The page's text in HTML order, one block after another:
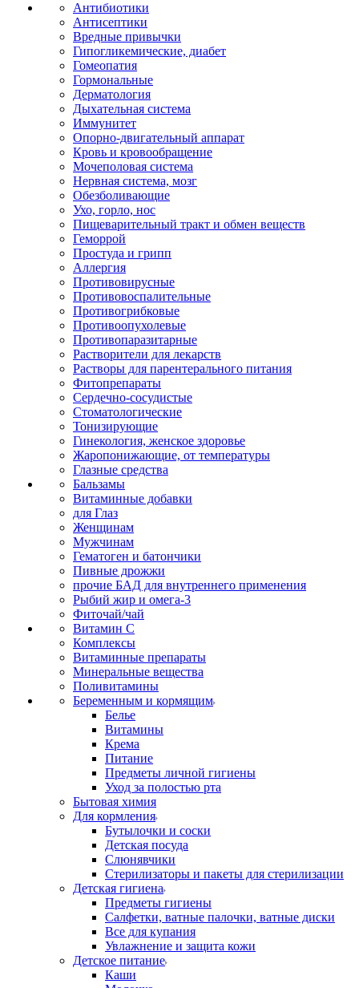
Антибиотики
Антисептики
Вредные привычки
Гипогликемические, диабет
Гомеопатия
Гормональные
Дерматология
Дыхательная система
Иммунитет
Опорно-двигательный аппарат
Кровь и кровообращение
Мочеполовая система
Нервная система, мозг
Обезболивающие
Ухо, горло, нос
Пищеварительный тракт и обмен веществ
Геморрой
Простуда и грипп
Аллергия
Противовирусные
Противовоспалительные
Противогрибковые
Противоопухолевые
Противопаразитарные
Растворители для лекарств
Растворы для парентерального питания
Фитопрепараты
Сердечно-сосудистые
Стоматологические
Тонизирующие
Гинекология, женское здоровье
Жаропонижающие, от температуры
Глазные средства
Бальзамы
Витаминные добавки
для Глаз
Женщинам
Мужчинам
Гематоген и батончики
Пивные дрожжи
прочие БАД для внутреннего применения
Рыбий жир и омега-3
Фиточай/чай
Витамин С
Комплексы
Витаминные препараты
Минеральные вещества
Поливитамины
Беременным и кормящим
Белье
Витамины
Крема
Питание
Предметы личной гигиены
Уход за полостью рта
Бытовая химия
Для кормления
Бутылочки и соски
Детская посуда
Слюнявчики
Стерилизаторы и пакеты для стерилизации
Детская гигиена
Предметы гигиены
Салфетки, ватные палочки, ватные диски
Все для купания
Увлажнение и защита кожи
Детское питание
Каши